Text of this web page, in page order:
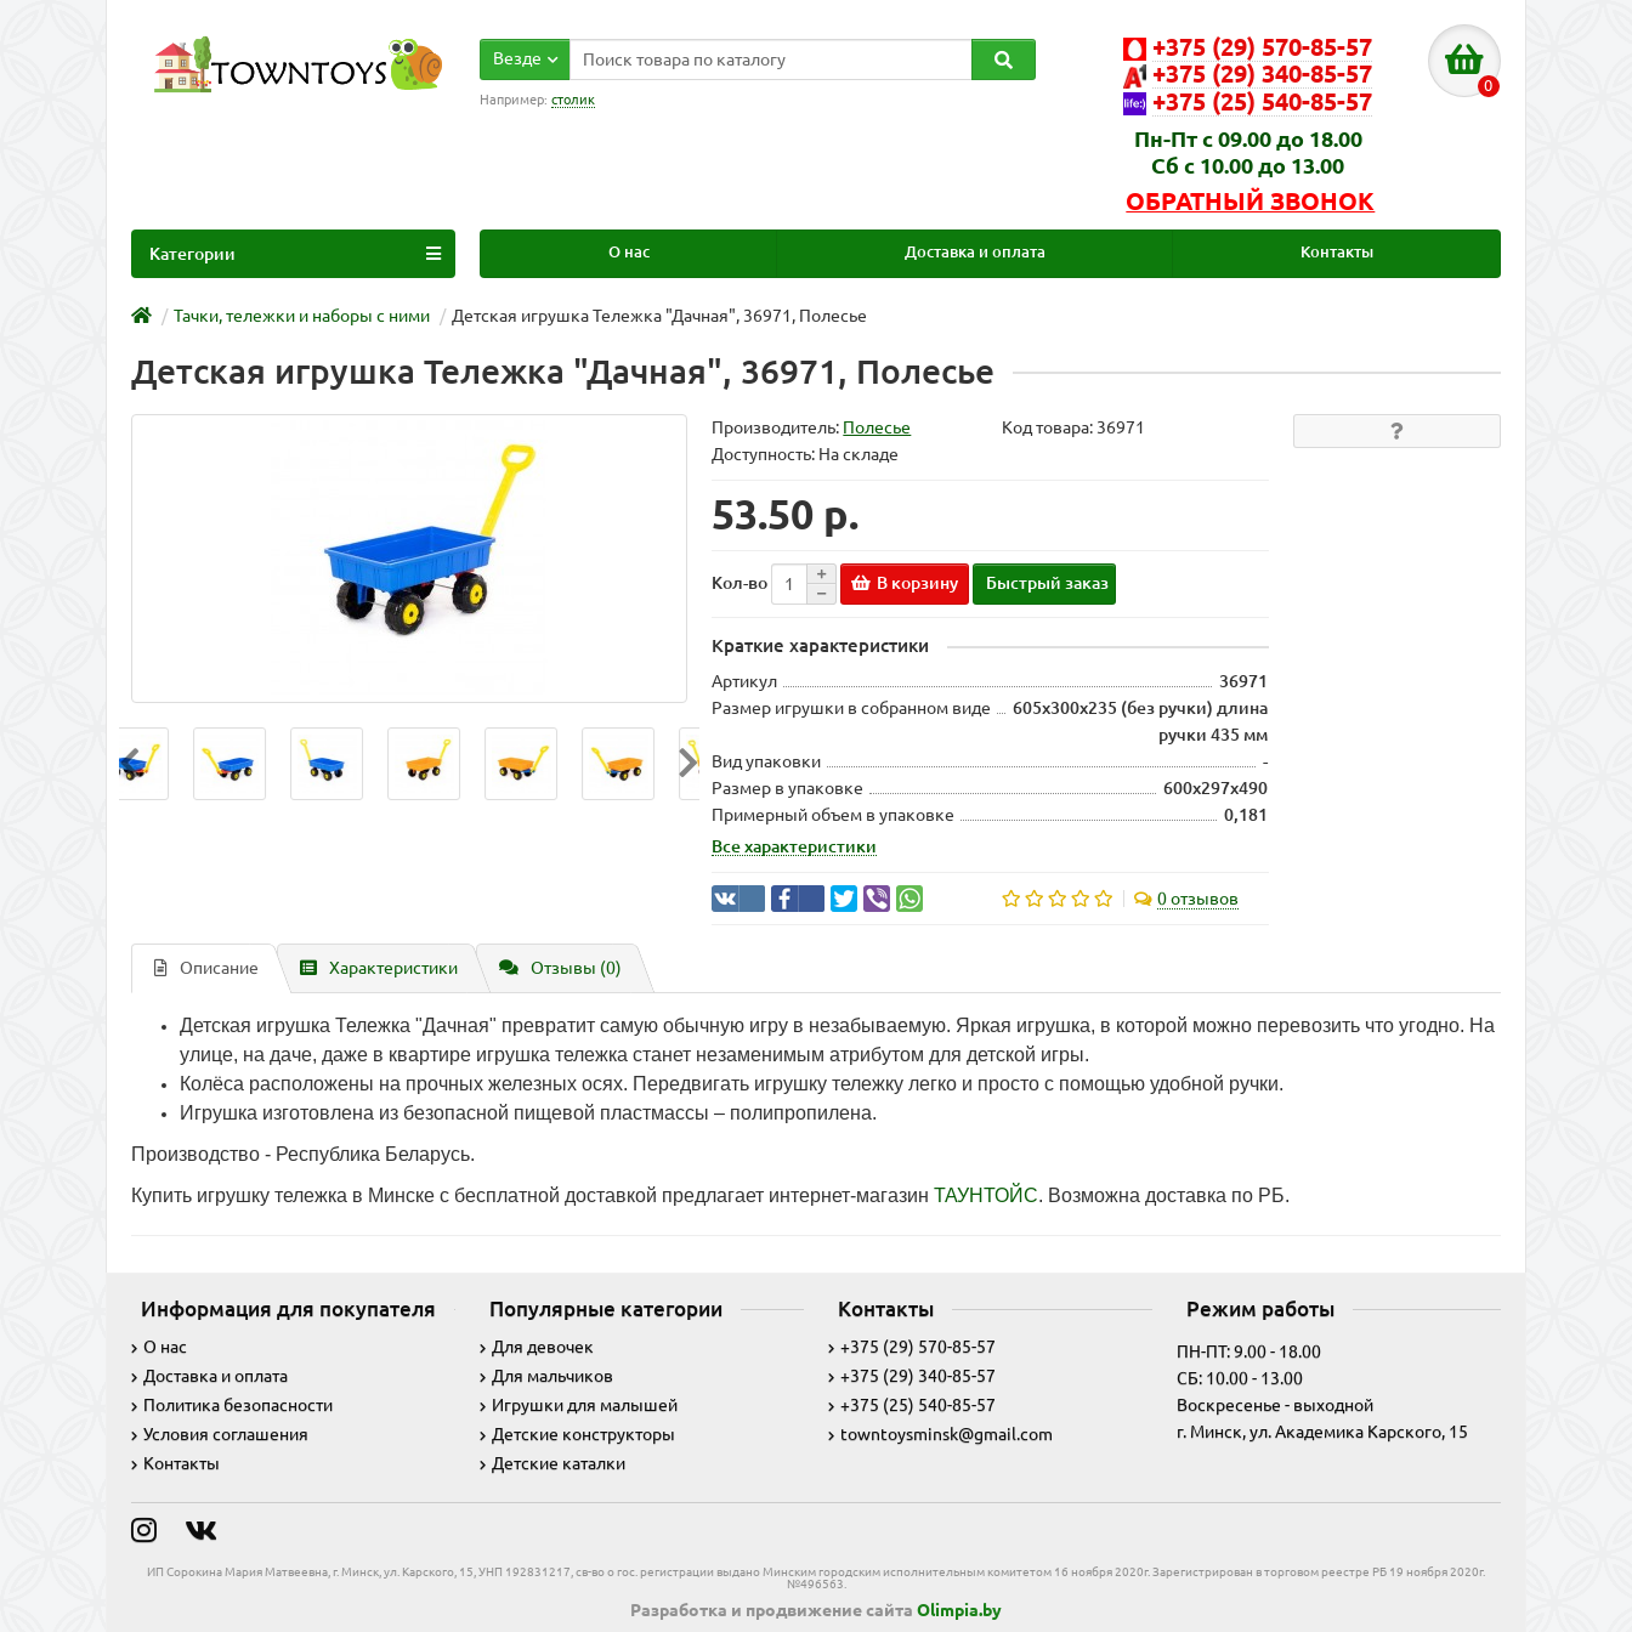
Везде
Например: столик
+375 (29) 570-85-57
+375 (29) 340-85-57
+375 (25) 540-85-57
Пн-Пт с 09.00 до 18.00
Сб с 10.00 до 13.00
ОБРАТНЫЙ ЗВОНОК
0
О нас Доставка и оплата Контакты
Категории
Тачки, тележки и наборы с ними Детская игрушка Тележка "Дачная", 36971, Полесье
Детская игрушка Тележка "Дачная", 36971, Полесье
Производитель: Полесье Код товара: 36971
Доступность: На складе
53.50 р.
Кол-во В корзину Быстрый заказ
Краткие характеристики
Артикул
36971
Размер игрушки в собранном виде
605х300х235 (без ручки) длина
ручки 435 мм
Вид упаковки
-
Размер в упаковке
600х297х490
Примерный объем в упаковке
0,181
Все характеристики
0 отзывов
Описание Характеристики Отзывы (0)
Детская игрушка Тележка "Дачная" превратит самую обычную игру в незабываемую. Яркая игрушка, в которой можно перевозить что угодно. На
улице, на даче, даже в квартире игрушка тележка станет незаменимым атрибутом для детской игры.
Колёса расположены на прочных железных осях. Передвигать игрушку тележку легко и просто с помощью удобной ручки.
Игрушка изготовлена из безопасной пищевой пластмассы – полипропилена.
Производство - Республика Беларусь.
Купить игрушку тележка в Минске с бесплатной доставкой предлагает интернет-магазин ТАУНТОЙС. Возможна доставка по РБ.
Информация для покупателя
О нас
Доставка и оплата
Политика безопасности
Условия соглашения
Контакты
Популярные категории
Для девочек
Для мальчиков
Игрушки для малышей
Детские конструкторы
Детские каталки
Контакты
+375 (29) 570-85-57
+375 (29) 340-85-57
+375 (25) 540-85-57
towntoysminsk@gmail.com
Режим работы
ПН-ПТ: 9.00 - 18.00
СБ: 10.00 - 13.00
Воскресенье - выходной
г. Минск, ул. Академика Карского, 15
ИП Сорокина Мария Матвеевна, г. Минск, ул. Карского, 15, УНП 192831217, св-во о гос. регистрации выдано Минским городским исполнительным комитетом 16 ноября 2020г. Зарегистрирован в торговом реестре РБ 19 ноября 2020г.
№496563.
Разработка и продвижение сайта Olimpia.by